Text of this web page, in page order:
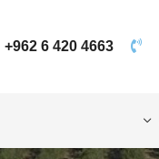
+962 6 420 4663